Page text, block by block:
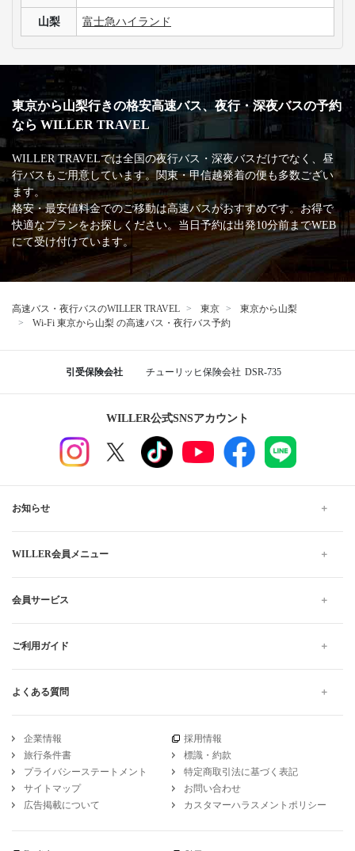
山梨 富士急ハイランド
東京から山梨行きの格安高速バス、夜行・深夜バスの予約
なら WILLER TRAVEL
WILLER TRAVELでは全国の夜行バス・深夜バスだけでなく、昼
行バスもご用意しています。関東・甲信越発着の便も多数ござい
ます。
格安・最安値料金でのご移動は高速バスがおすすめです。お得で
快適なプランをお探しください。当日予約は出発10分前までWEB
にて受け付けています。
高速バス・夜行バスのWILLER TRAVEL 東京
東京から山梨
Wi-Fi 東京から山梨 の高速バス・夜行バス予約
引受保険会社 チューリッヒ保険会社 DSR-735
WILLER公式SNSアカウント
お知らせ
WILLER会員メニュー
会員サービス
ご利用ガイド
よくある質問
企業情報
採用情報
旅行条件書
標識・約款
プライバシーステートメント
特定商取引法に基づく表記
サイトマップ
お問い合わせ
広告掲載について
カスタマーハラスメントポリシー